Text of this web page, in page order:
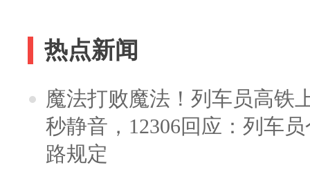
热点新闻
魔法打败魔法！列车员高铁
秒静音，12306回应：列车
路规定